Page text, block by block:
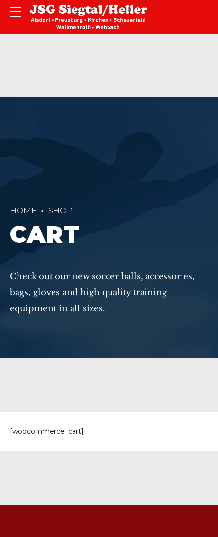
HOME SHOP
CART
Check out our new soccer balls, accessories,
bags, gloves and high quality training
equipment in all sizes.
[woocommerce_cart]